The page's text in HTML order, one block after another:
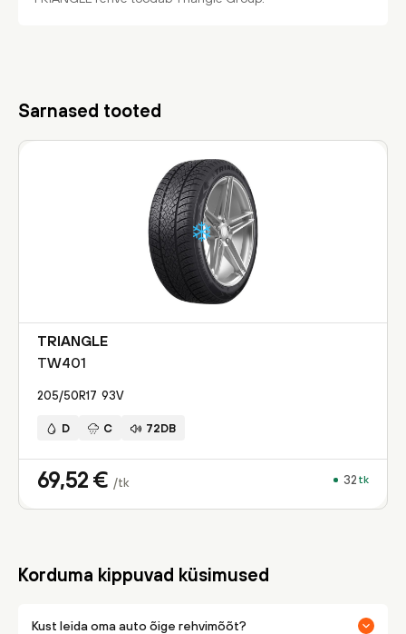
Sarnased tooted
TRIANGLE
TW401
205/50R17 93V
D C 72DB
69,52 € /tk 32 tk
Korduma kippuvad küsimused
Kust leida oma auto õige rehvimõõt?